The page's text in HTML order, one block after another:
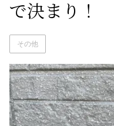
で決まり！
その他